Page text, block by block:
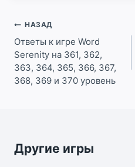
Навигация
по
записям
НАЗАД
Ответы к игре Word
Serenity на 361, 362,
363, 364, 365, 366, 367,
368, 369 и 370 уровень
Другие игры